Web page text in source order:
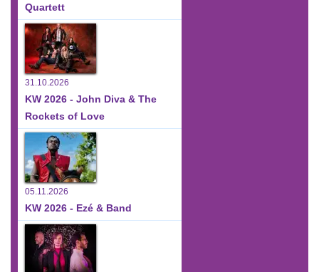
Quartett
31.10.2026
KW 2026 - John Diva & The
Rockets of Love
05.11.2026
KW 2026 - Ezé & Band